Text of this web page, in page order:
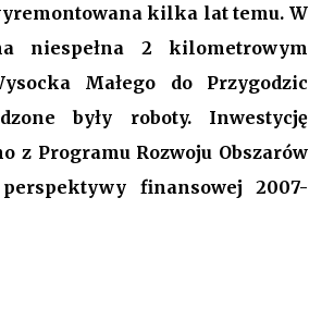
kilka lat temu. W
niespełna 2 kilometrowym
Małego do Przygodzic
były roboty. Inwestycję
z Programu Rozwoju Obszarów
finansowej 2007-